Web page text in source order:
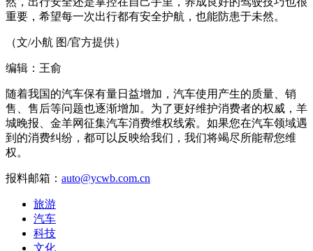
重要，希望每一次出行都有安全护航，也能防患于未然。
（文/小航 图/官方提供）
编辑：王俞
随着我国的汽车保有量日益增加，汽车使用产生的质量、销
售、售后等问题也逐渐增加。为了更好维护消费者的权威，羊
城晚报、金羊网征集汽车消费维权线索。如果您在汽车领域遇
到的消费纠纷，都可以反映给我们，我们将竭尽所能帮您维
权。
报料邮箱： auto@ycwb.com.cn
旅游
汽车
科技
文化